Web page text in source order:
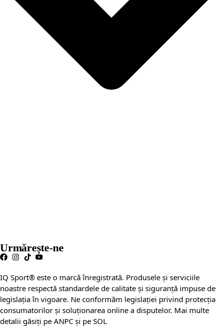
Urmărește-ne
IQ Sport® este o marcă înregistrată. Produsele și serviciile
noastre respectă standardele de calitate și siguranță impuse de
legislația în vigoare. Ne conformăm legislației privind protecția
consumatorilor și soluționarea online a disputelor. Mai multe
detalii găsiți pe ANPC și pe SOL